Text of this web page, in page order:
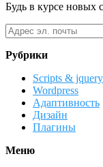
Будь в курсе новых
Рубрики
Scripts & jquery
Wordpress
Адаптивность
Дизайн
Плагины
Меню